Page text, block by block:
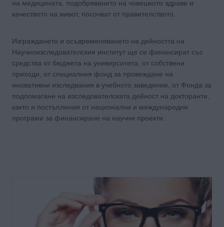
на медицината, подобряването на човешкото здраве и
качеството на живот, посочват от правителството.
Изграждането и осъвременяването на дейността на
Научноизследователския институт ще се финансират със
средства от бюджета на университета, от собствени
приходи, от специалния фонд за провеждане на
иновативни изследвания в учебното заведение, от Фонда за
подпомагане на изследователската дейност на докторанти,
както и постъпления от национални и международни
програми за финансиране на научни проекти.